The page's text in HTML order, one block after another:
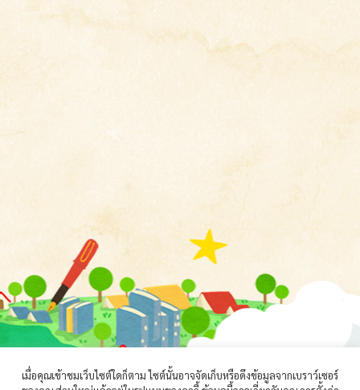
เมื่อคุณเข้าชมเว็บไซต์ใดก็ตาม ไซต์นั้นอาจจัดเก็บหรือดึงข้อมูลจากเบราว์เซอร์